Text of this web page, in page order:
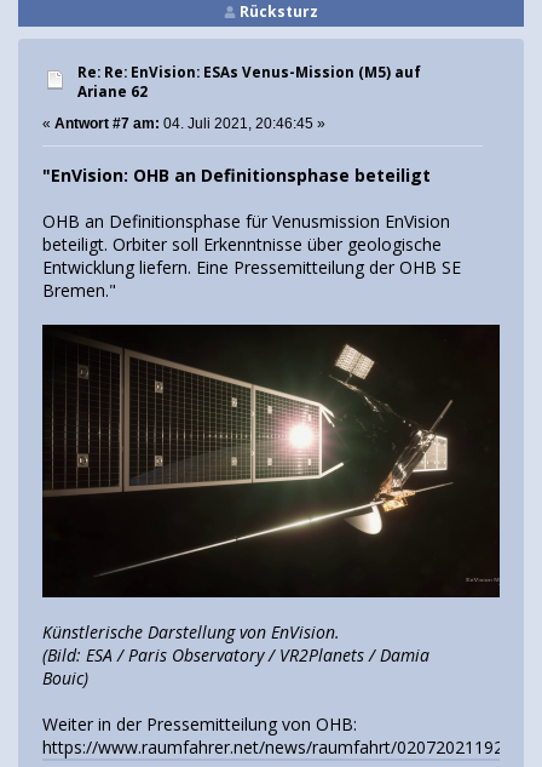
Rücksturz
Re: Re: EnVision: ESAs Venus-Mission (M5) auf
Ariane 62
« Antwort #7 am: 04. Juli 2021, 20:46:45 »
"EnVision: OHB an Definitionsphase beteiligt
OHB an Definitionsphase für Venusmission EnVision
beteiligt. Orbiter soll Erkenntnisse über geologische
Entwicklung liefern. Eine Pressemitteilung der OHB SE
Bremen."
Künstlerische Darstellung von EnVision.
(Bild: ESA / Paris Observatory / VR2Planets / Damia
Bouic)
Weiter in der Pressemitteilung von OHB:
https://www.raumfahrer.net/news/raumfahrt/